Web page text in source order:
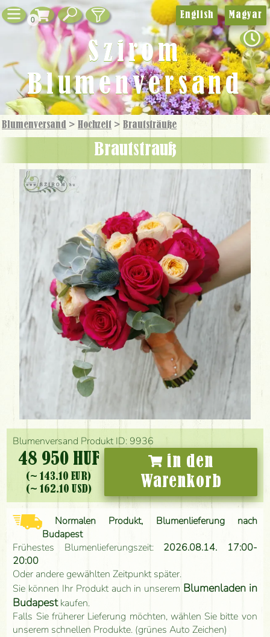
0
Blumenversand > Hochzeit > Brautsträuße
Brautstrauß
Blumenversand Produkt ID: 9936
48 950 HUF
(~ 143.10 EUR)
(~ 162.10 USD)
in den
Warenkorb
Normalen Produkt, Blumenlieferung nach
Budapest
Frühestes Blumenlieferungszeit: 2026.08.14. 17:00-
20:00
Oder andere gewählten Zeitpunkt später.
Sie können Ihr Produkt auch in unserem Blumenladen in
Budapestkaufen.
Falls Sie früherer Lieferung möchten, wählen Sie bitte von
unserem schnellen Produkte. (grünes Auto Zeichen)
English Magyar
Szirom
Blumenversand